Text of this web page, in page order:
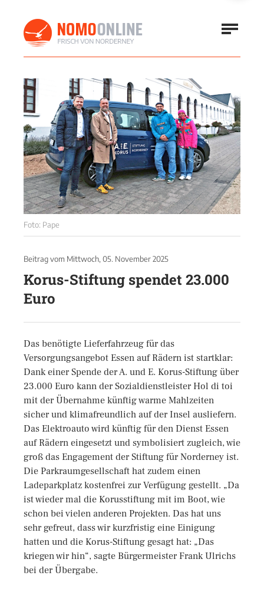
Foto: Pape
Beitrag vom Mittwoch, 05. November 2025
Korus-Stiftung spendet 23.000
Euro
Das benötigte Lieferfahrzeug für das
Versorgungsangebot Essen auf Rädern ist startklar:
Dank einer Spende der A. und E. Korus-Stiftung über
23.000 Euro kann der Sozialdienstleister Hol di toi
mit der Übernahme künftig warme Mahlzeiten
sicher und klimafreundlich auf der Insel ausliefern.
Das Elektroauto wird künftig für den Dienst Essen
auf Rädern eingesetzt und symbolisiert zugleich, wie
groß das Engagement der Stiftung für Norderney ist.
Die Parkraumgesellschaft hat zudem einen
Ladeparkplatz kostenfrei zur Verfügung gestellt. „Da
ist wieder mal die Korusstiftung mit im Boot, wie
schon bei vielen anderen Projekten. Das hat uns
sehr gefreut, dass wir kurzfristig eine Einigung
hatten und die Korus-Stiftung gesagt hat: „Das
kriegen wir hin“, sagte Bürgermeister Frank Ulrichs
bei der Übergabe.